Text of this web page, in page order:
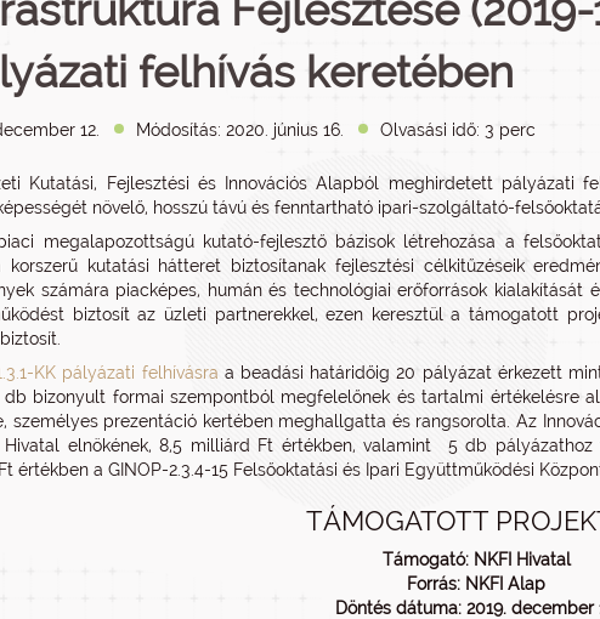
felhívás keretében
12. Módosítás: 2020. június 16. Olvasási idő: 3 perc
Kutatási, Fejlesztési és Innovációs Alapból meghirdetett pályázati
növelő, hosszú távú és fenntartható ipari-szolgáltató-
megalapozottságú kutató-fejlesztő bázisok létrehozása a
korszerű kutatási hátteret biztosítanak fejlesztési célkitűzéseik
számára piacképes, humán és technológiai erőforrások
biztosít az üzleti partnerekkel, ezen keresztül a támogatott
KK pályázati felhívásra a beadási határidőig 20 pályázat érkezett
db bizonyult formai szempontból megfelelőnek és tartalmi értékelésre
személyes prezentáció kertében meghallgatta és rangsorolta. Az
Hivatal elnökének, 8,5 milliárd Ft értékben, valamint 5 db
értékben a GINOP-2.3.4-15 Felsőoktatási és Ipari Együttműködési
TÁMOGATOTT
Támogató: NKFI Hivatal
Forrás: NKFI Alap
Döntés dátuma: 2019. december